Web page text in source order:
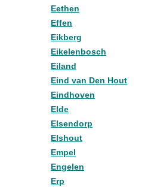
Eethen
Effen
Eikberg
Eikelenbosch
Eiland
Eind van Den Hout
Eindhoven
Elde
Elsendorp
Elshout
Empel
Engelen
Erp